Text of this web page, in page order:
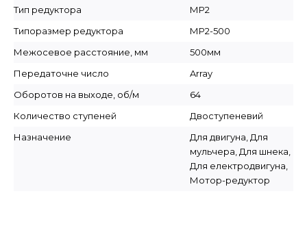
Тип редуктора
МР2
Типоразмер редуктора
МР2-500
Межосевое расстояние, мм
500мм
Передаточне число
Array
Оборотов на выходе, об/м
64
Количество ступеней
Двоступеневий
Назначение
Для двигуна, Для
мульчера, Для шнека,
Для електродвигуна,
Мотор-редуктор